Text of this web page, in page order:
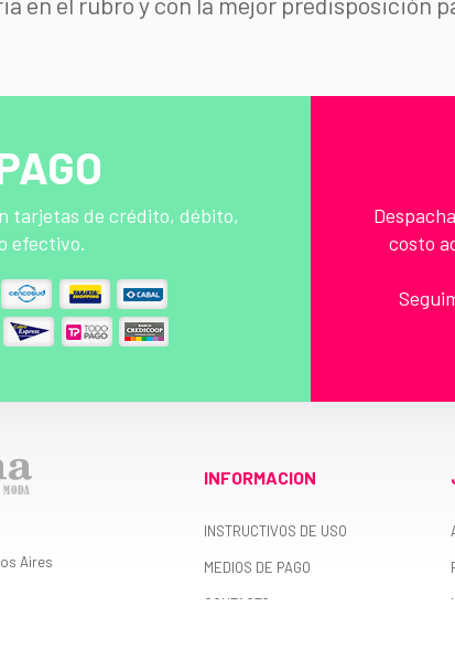
tarjetas de crédito, débito,
efectivo.
costo
Aires
INFORMACION
INSTRUCTIVOS DE USO
MEDIOS DE PAGO
CONTACTO